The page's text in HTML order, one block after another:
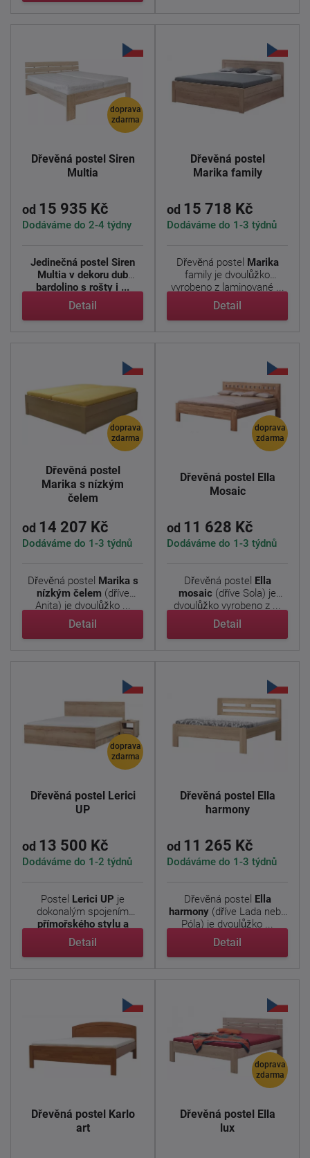
doprava
zdarma
Dřevěná postel Siren
Multia
od 15 935 Kč
Dodáváme do 2-4 týdny
Jedinečná postel Siren
Multia v dekoru dub
bardolino s rošty i ...
Detail
Dřevěná postel
Marika family
od 15 718 Kč
Dodáváme do 1-3 týdnů
Dřevěná postel Marika
family je dvoulůžko
vyrobeno z laminované ...
Detail
doprava
zdarma
Dřevěná postel
Marika s nízkým
čelem
od 14 207 Kč
Dodáváme do 1-3 týdnů
Dřevěná postel Marika s
nízkým čelem (dříve
Anita) je dvoulůžko ...
Detail
doprava
zdarma
Dřevěná postel Ella
Mosaic
od 11 628 Kč
Dodáváme do 1-3 týdnů
Dřevěná postel Ella
mosaic (dříve Sola) je
dvoulůžko vyrobeno z ...
Detail
doprava
zdarma
Dřevěná postel Lerici
UP
od 13 500 Kč
Dodáváme do 1-2 týdnů
Postel Lerici UP je
dokonalým spojením
přímořského stylu a
moderní ...
Detail
Dřevěná postel Ella
harmony
od 11 265 Kč
Dodáváme do 1-3 týdnů
Dřevěná postel Ella
harmony (dříve Lada nebo
Póla) je dvoulůžko ...
Detail
Dřevěná postel Karlo
art
doprava
zdarma
Dřevěná postel Ella
lux